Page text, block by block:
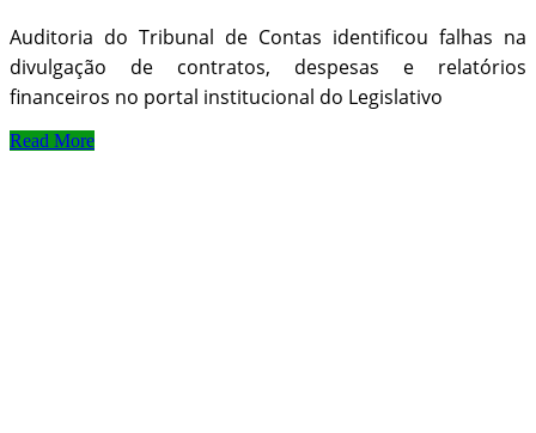
Auditoria do Tribunal de Contas identificou falhas na
divulgação de contratos, despesas e relatórios
financeiros no portal institucional do Legislativo
Read More